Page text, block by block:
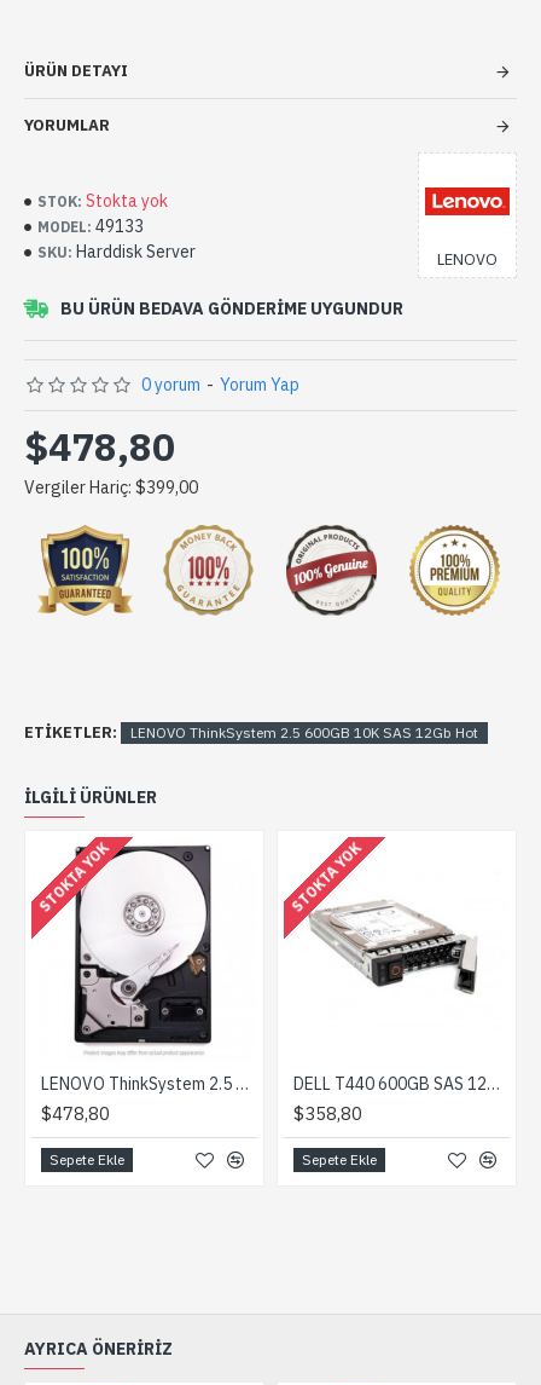
ÜRÜN DETAYI
YORUMLAR
BU ÜRÜN BEDAVA GÖNDERIME UYGUNDUR
STOK: Stokta yok
MODEL: 49133
SKU: Harddisk Server LENOVO
0 yorum - Yorum Yap
$478,80
Vergiler Hariç: $399,00
ETIKETLER: LENOVO ThinkSystem 2.5 600GB 10K SAS 12Gb Hot
ILGILI ÜRÜNLER
STOKTA YOK
LENOVO ThinkSystem 2.5 600GB 10K SAS 12Gb Hot
$478,80
Sepete Ekle
STOKTA YOK
DELL T440 600GB SAS 12G 512N 2.5IN HOT-PLUG HARD DRIVE
$358,80
Sepete Ekle
AYRICA ÖNERIRIZ